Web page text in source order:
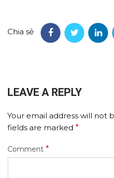
Chia sẻ
LEAVE A REPLY
Your email address will not
fields are marked *
Comment *